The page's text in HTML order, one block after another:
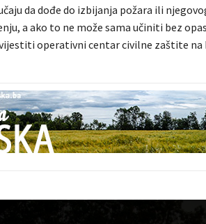
da dođe do izbijanja požara ili
a ako to ne može sama učiniti bez
operativni centar civilne zaštite na